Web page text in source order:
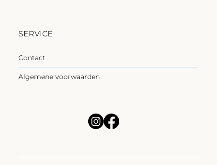
SERVICE
Contact
Algemene voorwaarden